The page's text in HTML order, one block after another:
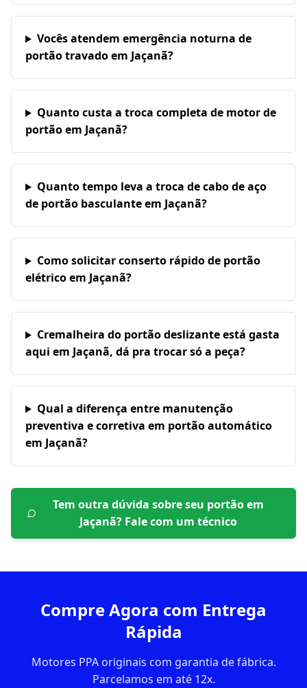
Vocês atendem emergência noturna de
portão travado em Jaçanã?
Quanto custa a troca completa de motor de
portão em Jaçanã?
Quanto tempo leva a troca de cabo de aço
de portão basculante em Jaçanã?
Como solicitar conserto rápido de portão
elétrico em Jaçanã?
Cremalheira do portão deslizante está gasta
aqui em Jaçanã, dá pra trocar só a peça?
Qual a diferença entre manutenção
preventiva e corretiva em portão automático
em Jaçanã?
Tem outra dúvida sobre seu portão em
Jaçanã? Fale com um técnico
Compre Agora com Entrega
Rápida
Motores PPA originais com garantia de fábrica.
Parcelamos em até 12x.